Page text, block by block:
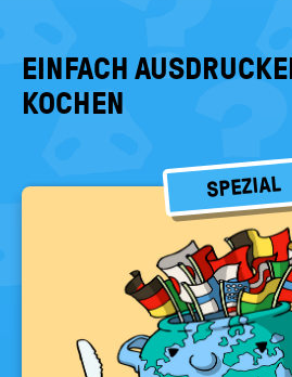
EINFACH
KOCHEN
SPEZIAL